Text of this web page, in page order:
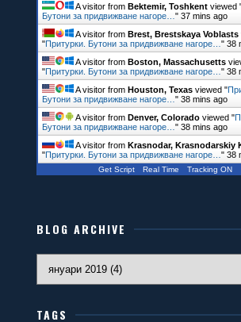
A visitor fromBektemir, Toshkent viewed
Бутони за придвижване нагоре…"37 mins ago
A visitor fromBrest, Brestskaya Voblasts
"Притурки. Бутони за придвижване нагоре…"38
A visitor fromBoston, Massachusetts
"Притурки. Бутони за придвижване нагоре…"38
A visitor fromHouston, Texas viewed "
Бутони за придвижване нагоре…"38 mins ago
A visitor fromDenver, Colorado viewed "
Бутони за придвижване нагоре…"38 mins ago
A visitor fromKrasnodar, Krasnodarskiy
"Притурки. Бутони за придвижване нагоре…"38
Get Script Real Time Tracking ON
BLOG ARCHIVE
TAGS